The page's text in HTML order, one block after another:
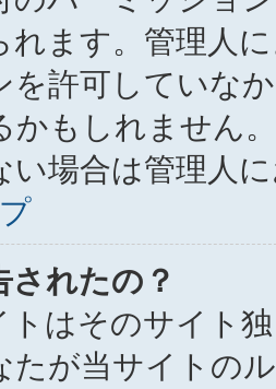
れます。管理人
を許可していな
かもしれません
い場合は管理人
されたの？
トはそのサイト
たが当サイトの